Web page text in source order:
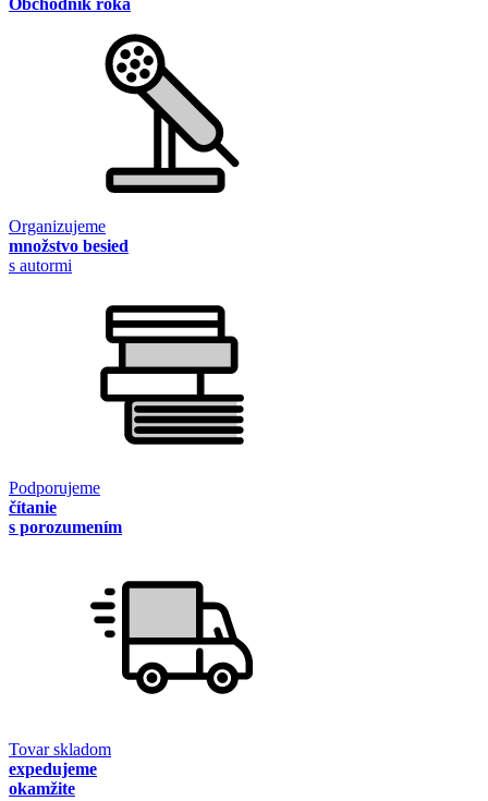
Organizujeme
množstvo besied
s autormi
Podporujeme
čítanie
s porozumením
Tovar skladom
expedujeme
okamžite